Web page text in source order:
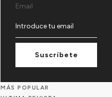
Email
Suscríbete
MÁS POPULAR